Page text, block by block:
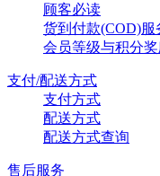
顾客必读
货到付款(COD)服
会员等级与积分奖
支付/配送方式
支付方式
配送方式
配送方式查询
售后服务